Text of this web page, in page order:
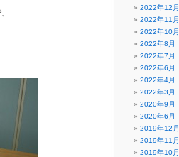
2022年12月
2022年11月
2022年10月
2022年8月
2022年7月
2022年6月
2022年4月
2022年3月
2020年9月
2020年6月
2019年12月
2019年11月
2019年10月